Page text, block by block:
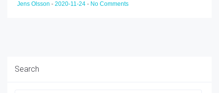
Jens Olsson - 2020-11-24 - No Comments
Search